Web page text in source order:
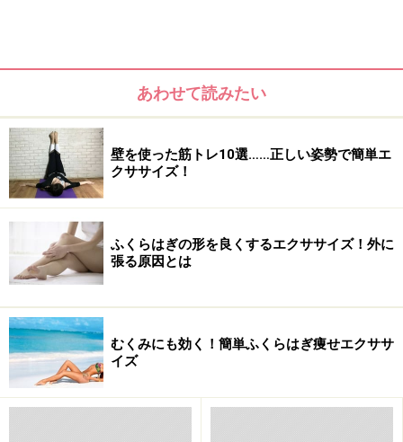
ヨガでふくらはぎ＆足首シェイプ
つま先立ちで姿勢をキープするチェアーのポーズは、腹
筋への意識が欠かせません。
あわせて読みたい
壁を使った筋トレ10選……正しい姿勢で簡単エ
クササイズ！
ふくらはぎの形を良くするエクササイズ！外に
張る原因とは
むくみにも効く！簡単ふくらはぎ痩せエクササ
イズ